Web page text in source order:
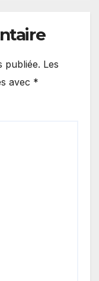
publiée. Les
avec *